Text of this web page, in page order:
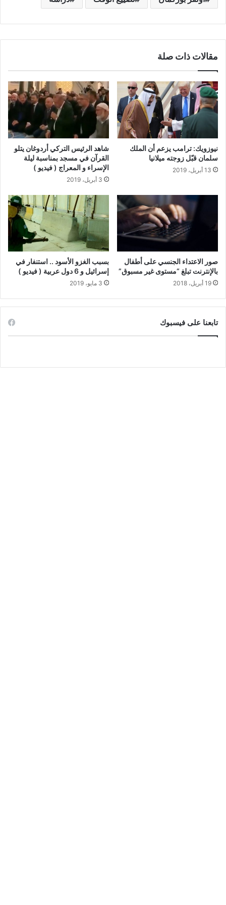
مقالات ذات صلة
نيوزويك: ترامب يزعم أن الملك
سلمان قبّل زوجته ميلانيا
13 أبريل، 2019
شاهد الرئيس التركي أردوغان يتلو
القرآن في مسجد بمناسبة ليلة
الإسراء و المعراج ( فيديو )
3 أبريل، 2019
صور الاعتداء الجنسي على أطفال
بالإنترنت تبلغ “مستوى غير مسبوق”
19 أبريل، 2018
بسبب الغزو الأسود .. استنفار في
إسرائيل و 6 دول عربية ( فيديو )
3 مايو، 2019
تابعنا على فيسبوك